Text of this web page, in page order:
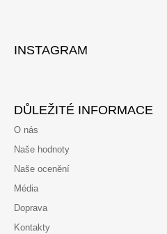
INSTAGRAM
DŮLEŽITÉ INFORMACE
O nás
Naše hodnoty
Naše ocenění
Média
Doprava
Kontakty